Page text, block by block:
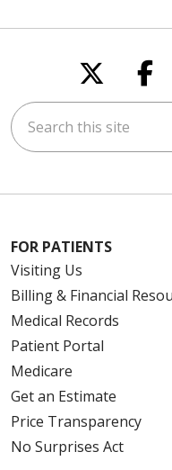
Follow
Search this site
FOR PATIENTS
Visiting Us
Billing & Financial
Medical Records
Patient Portal
Medicare
Get an Estimate
Price Transparency
No Surprises Act